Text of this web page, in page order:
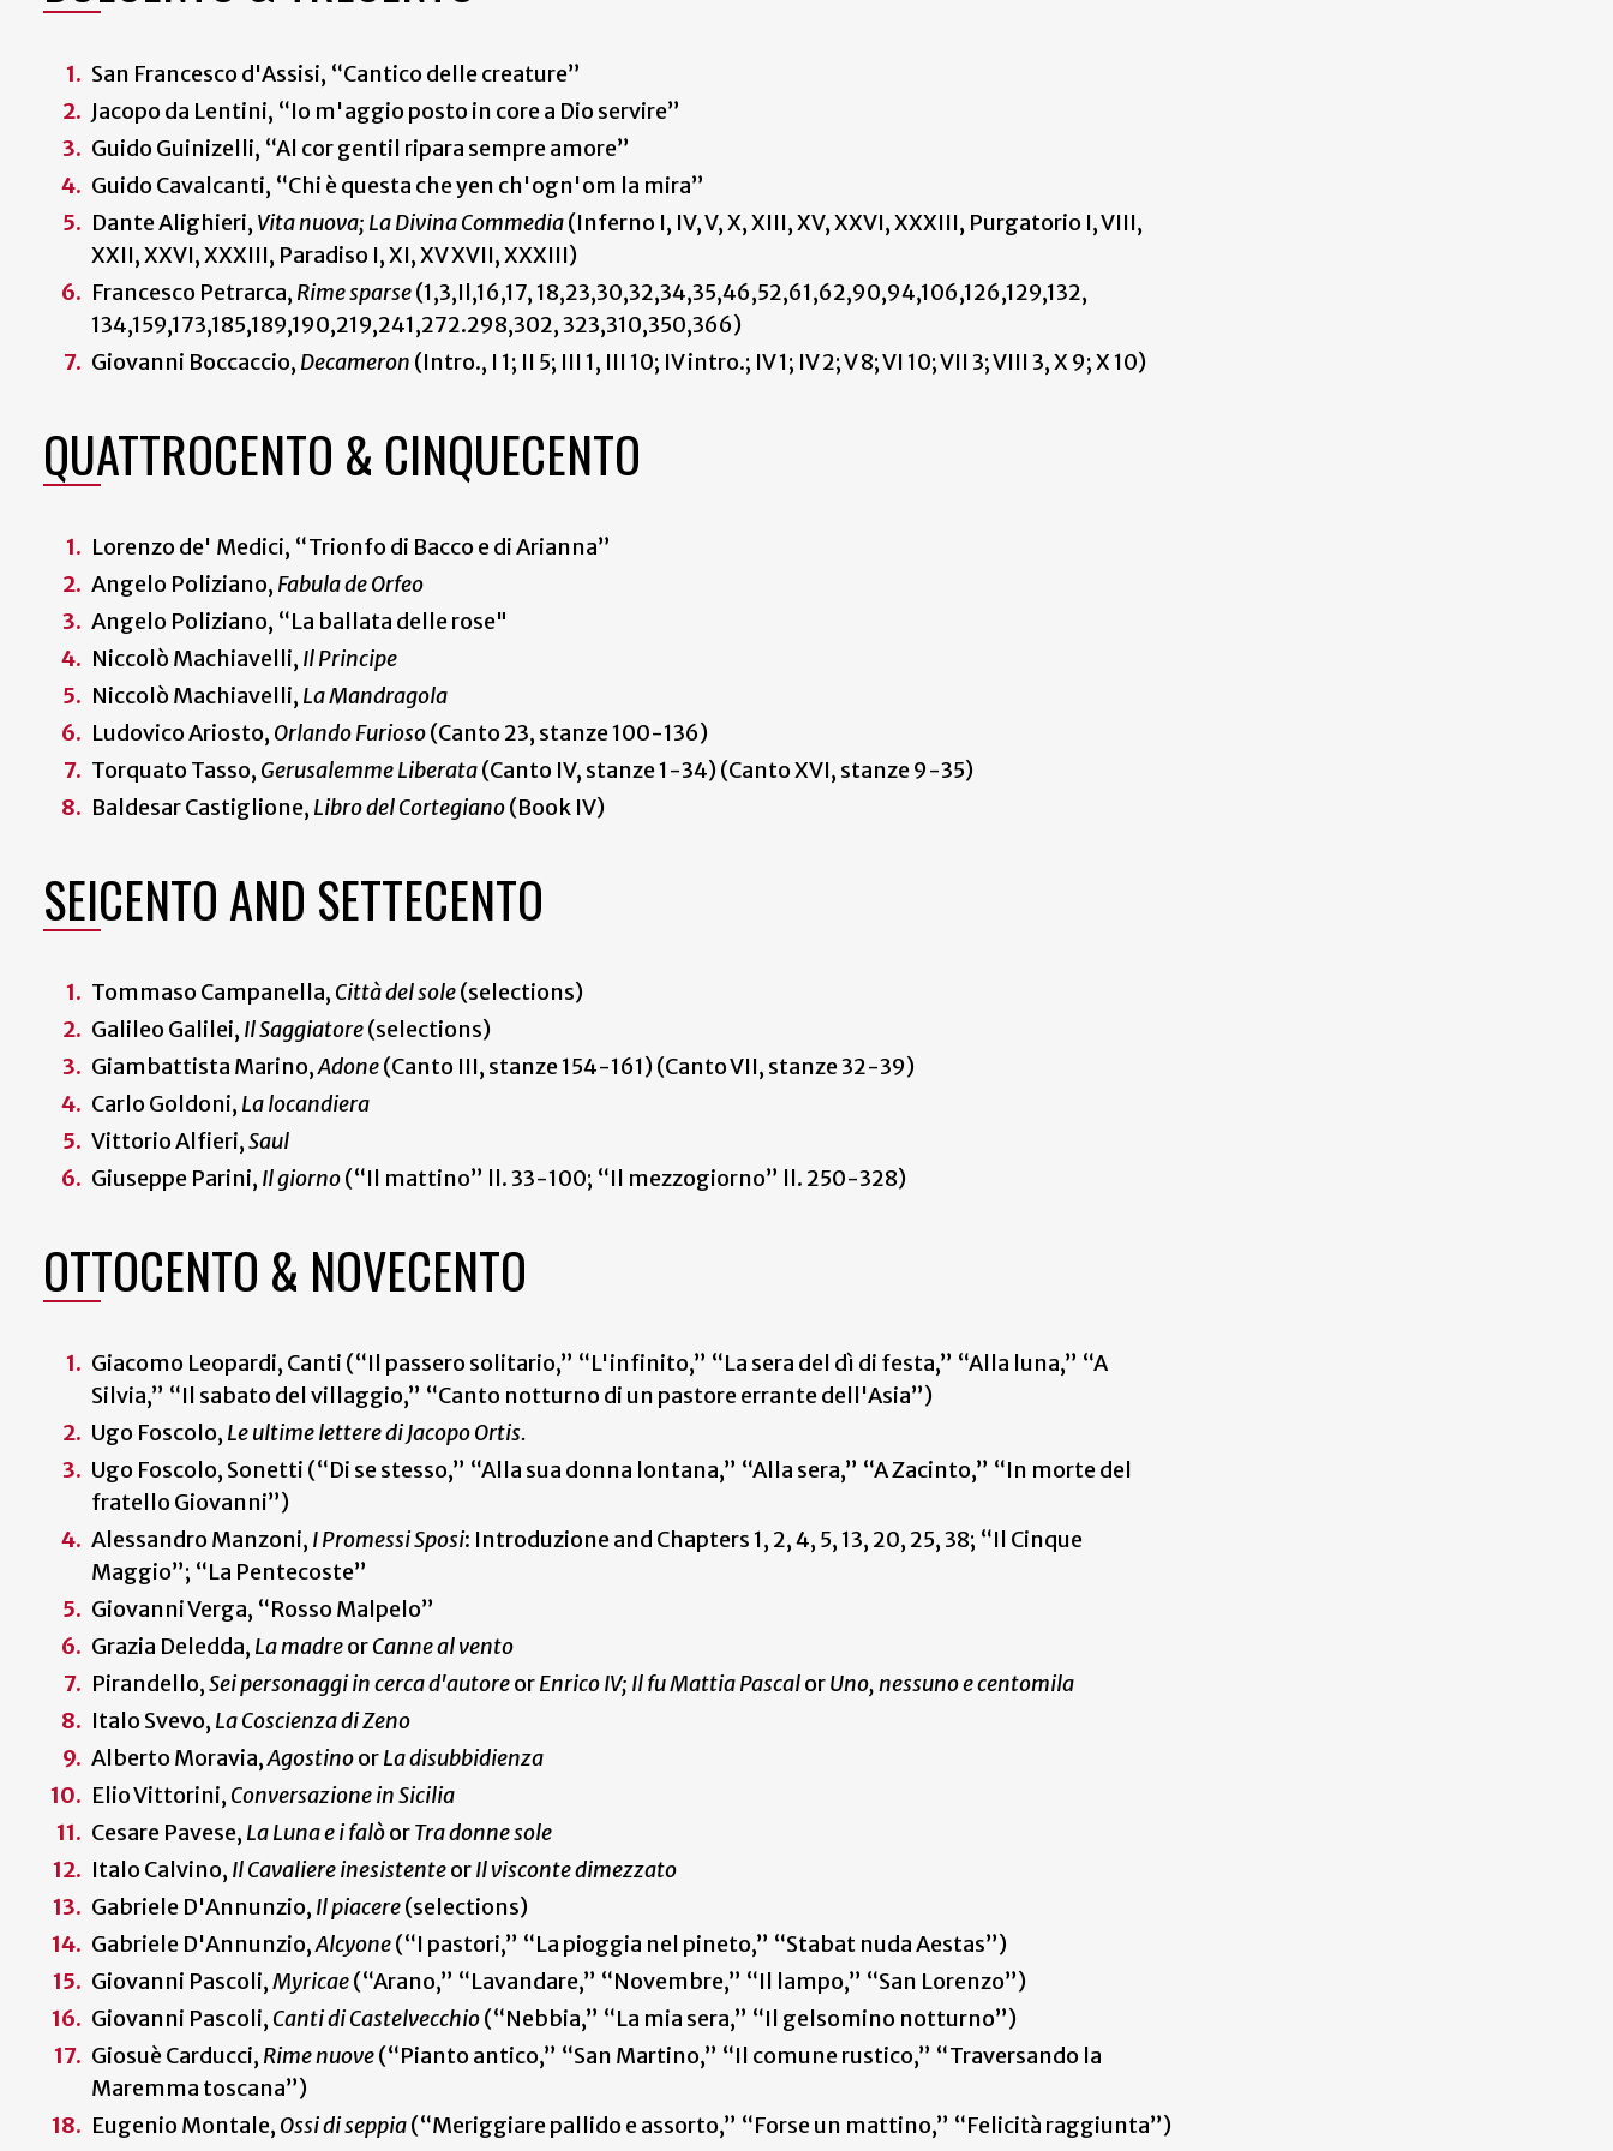
San Francesco d'Assisi, “Cantico delle creature”
Jacopo da Lentini, “Io m'aggio posto in core a Dio servire”
Guido Guinizelli, “Al cor gentil ripara sempre amore”
Guido Cavalcanti, “Chi è questa che yen ch'ogn'om la mira”
Dante Alighieri, Vita nuova; La Divina Commedia(Inferno I, IV, V, X, XIII, XV, XXVI, XXXIII, Purgatorio I, VIII,
XXII, XXVI, XXXIII, Paradiso I, XI, XV XVII, XXXIII)
Francesco Petrarca, Rime sparse(1,3,Il,16,17, 18,23,30,32,34,35,46,52,61,62,90,94,106,126,129,132,
134,159,173,185,189,190,219,241,272.298,302, 323,310,350,366)
Giovanni Boccaccio, Decameron (Intro., I 1; II 5; III 1, III 10; IV intro.; IV 1; IV 2; V 8; VI 10; VII 3; VIII 3, X 9; X 10)
QUATTROCENTO & CINQUECENTO
Lorenzo de' Medici, “Trionfo di Bacco e di Arianna”
Angelo Poliziano, Fabula de Orfeo
Angelo Poliziano, “La ballata delle rose"
Niccolò Machiavelli, Il Principe
Niccolò Machiavelli, La Mandragola
Ludovico Ariosto, Orlando Furioso(Canto 23, stanze 100-136)
Torquato Tasso, Gerusalemme Liberata(Canto IV, stanze 1-34) (Canto XVI, stanze 9-35)
Baldesar Castiglione, Libro del Cortegiano(Book IV)
SEICENTO AND SETTECENTO
Tommaso Campanella, Città del sole(selections)
Galileo Galilei, Il Saggiatore(selections)
Giambattista Marino,Adone(Canto III, stanze 154-161) (Canto VII, stanze 32-39)
Carlo Goldoni, La locandiera
Vittorio Alfieri,Saul
Giuseppe Parini, Il giorno(“Il mattino” ll. 33-100; “Il mezzogiorno” ll. 250-328)
OTTOCENTO & NOVECENTO
Giacomo Leopardi, Canti (“Il passero solitario,” “L'infinito,” “La sera del dì di festa,” “Alla luna,” “A
Silvia,” “Il sabato del villaggio,” “Canto notturno di un pastore errante dell'Asia”)
Ugo Foscolo, Le ultime lettere di Jacopo Ortis.
Ugo Foscolo, Sonetti (“Di se stesso,” “Alla sua donna lontana,” “Alla sera,” “A Zacinto,” “In morte del
fratello Giovanni”)
Alessandro Manzoni, I Promessi Sposi: Introduzione and Chapters 1, 2, 4, 5, 13, 20, 25, 38; “Il Cinque
Maggio”; “La Pentecoste”
Giovanni Verga, “Rosso Malpelo”
Grazia Deledda, La madreorCanne al vento
Pirandello,Sei personaggi in cerca d'autoreorEnrico IV; Il fu Mattia PascalorUno, nessuno e centomila
Italo Svevo, La Coscienza di Zeno
Alberto Moravia,AgostinoorLa disubbidienza
Elio Vittorini, Conversazione in Sicilia
Cesare Pavese, La Luna e i falòorTra donne sole
Italo Calvino, Il Cavaliere inesistenteorIl visconte dimezzato
Gabriele D'Annunzio, Il piacere(selections)
Gabriele D'Annunzio,Alcyone(“I pastori,” “La pioggia nel pineto,” “Stabat nuda Aestas”)
Giovanni Pascoli,Myricae(“Arano,” “Lavandare,” “Novembre,” “Il lampo,” “San Lorenzo”)
Giovanni Pascoli, Canti di Castelvecchio(“Nebbia,” “La mia sera,” “Il gelsomino notturno”)
Giosuè Carducci, Rime nuove(“Pianto antico,” “San Martino,” “Il comune rustico,” “Traversando la
Maremma toscana”)
Eugenio Montale, Ossi di seppia(“Meriggiare pallido e assorto,” “Forse un mattino,” “Felicità raggiunta”)